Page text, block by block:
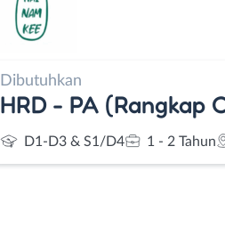
Dibutuhkan
HRD - PA (Rangkap
D1-D3 & S1/D4 1 - 2 Tahun